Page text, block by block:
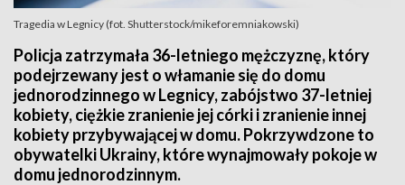
Tragedia w Legnicy (fot. Shutterstock/mikeforemniakowski)
Policja zatrzymała 36-letniego mężczyznę, który
podejrzewany jest o włamanie się do domu
jednorodzinnego w Legnicy, zabójstwo 37-letniej
kobiety, ciężkie zranienie jej córki i zranienie innej
kobiety przybywającej w domu. Pokrzywdzone to
obywatelki Ukrainy, które wynajmowały pokoje w
domu jednorodzinnym.